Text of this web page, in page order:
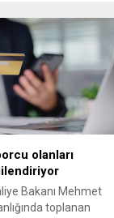
olanları
Bakanı Mehmet
toplanan